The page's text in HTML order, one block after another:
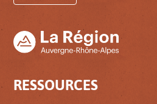
RESSOURCES